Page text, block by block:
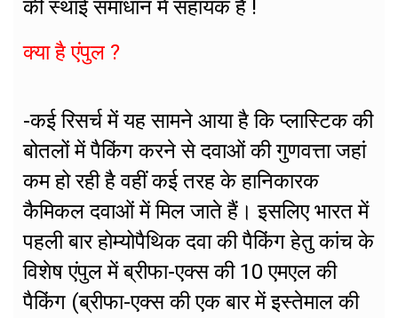
की स्थाई समाधान में सहायक है !
क्या है एंपुल ?
-कई रिसर्च में यह सामने आया है कि प्लास्टिक की
बोतलों में पैकिंग करने से दवाओं की गुणवत्ता जहां
कम हो रही है वहीं कई तरह के हानिकारक
कैमिकल दवाओं में मिल जाते हैं। इसलिए भारत में
पहली बार होम्योपैथिक दवा की पैकिंग हेतु कांच के
विशेष एंपुल में ब्रीफा-एक्स की 10 एमएल की
पैकिंग (ब्रीफा-एक्स की एक बार में इस्तेमाल की